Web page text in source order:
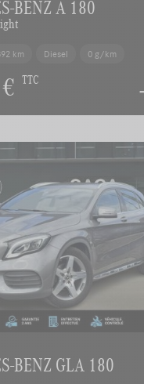
BENZ A 180
km Diesel 0 g/km
TTC
BENZ GLA 180